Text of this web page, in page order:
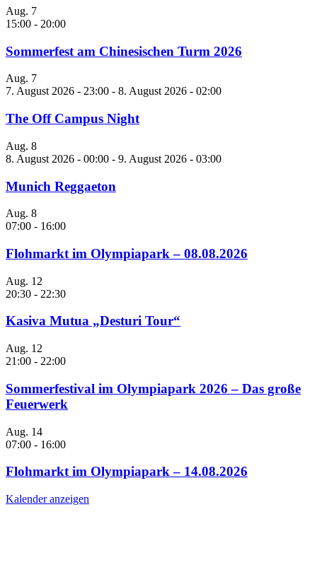
Aug. 7
15:00 - 20:00
Sommerfest am Chinesischen Turm 2026
Aug. 7
7. August 2026 - 23:00 - 8. August 2026 - 02:00
The Off Campus Night
Aug. 8
8. August 2026 - 00:00 - 9. August 2026 - 03:00
Munich Reggaeton
Aug. 8
07:00 - 16:00
Flohmarkt im Olympiapark – 08.08.2026
Aug. 12
20:30 - 22:30
Kasiva Mutua „Desturi Tour“
Aug. 12
21:00 - 22:00
Sommerfestival im Olympiapark 2026 – Das große
Feuerwerk
Aug. 14
07:00 - 16:00
Flohmarkt im Olympiapark – 14.08.2026
Kalender anzeigen